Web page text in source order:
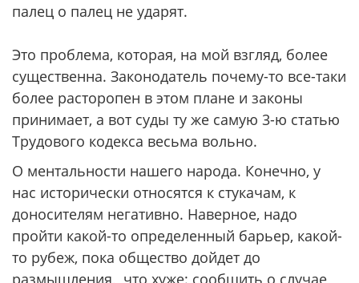
палец о палец не ударят.
Это проблема, которая, на мой взгляд, более
существенна. Законодатель почему-то все-таки
более расторопен в этом плане и законы
принимает, а вот суды ту же самую 3-ю статью
Трудового кодекса весьма вольно.
О ментальности нашего народа. Конечно, у
нас исторически относятся к стукачам, к
доносителям негативно. Наверное, надо
пройти какой-то определенный барьер, какой-
то рубеж, пока общество дойдет до
размышления, что хуже: сообщить о случае